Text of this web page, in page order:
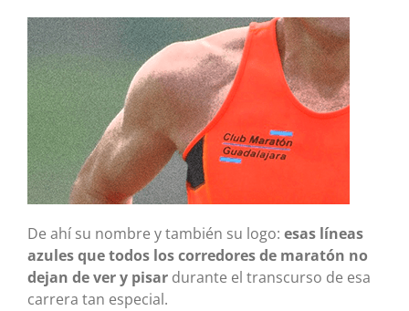
De ahí su nombre y también su logo: esas líneas
azules que todos los corredores de maratón no
dejan de ver y pisardurante el transcurso de esa
carrera tan especial.